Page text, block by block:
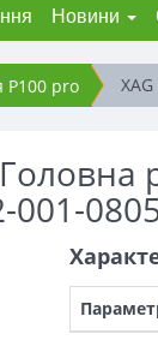
Новини
P100 pro
001-